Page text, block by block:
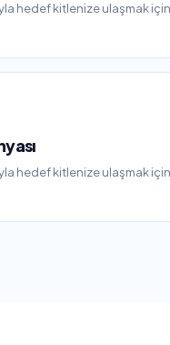
hedef kitlenize ulaşmak için
hedef kitlenize ulaşmak için